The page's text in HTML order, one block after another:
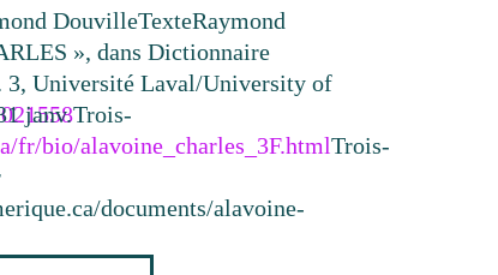
Trois-
DouvilleTexteRaymond
», dans Dictionnaire
3, Université Laval/University of
janv.
fr/bio/alavoine_charles_3F.htmlTrois-
documents/alavoine-